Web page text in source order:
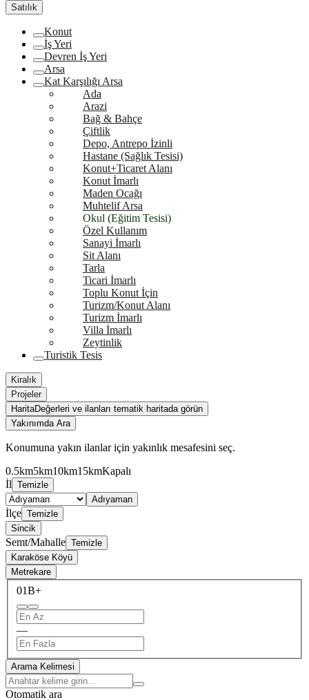
Satılık
Konut
İş Yeri
Devren İş Yeri
Arsa
Kat Karşılığı Arsa
Ada
Arazi
Bağ & Bahçe
Çiftlik
Depo, Antrepo İzinli
Hastane (Sağlık Tesisi)
Konut+Ticaret Alanı
Konut İmarlı
Maden Ocağı
Muhtelif Arsa
Okul (Eğitim Tesisi)
Özel Kullanım
Sanayi İmarlı
Sit Alanı
Tarla
Ticari İmarlı
Toplu Konut İçin
Turizm/Konut Alanı
Turizm İmarlı
Villa İmarlı
Zeytinlik
Turistik Tesis
Kiralık
Projeler
HaritaDeğerleri ve ilanları tematik haritada görün
Yakınımda Ara
Konumuna yakın ilanlar için yakınlık mesafesini seç.
0.5km5km10km15kmKapalı
İl Temizle
Adıyaman
İlçe Temizle
Sincik
Semt/Mahalle Temizle
Karaköse Köyü
Metrekare
01B+
—
Arama Kelimesi
Otomatik ara